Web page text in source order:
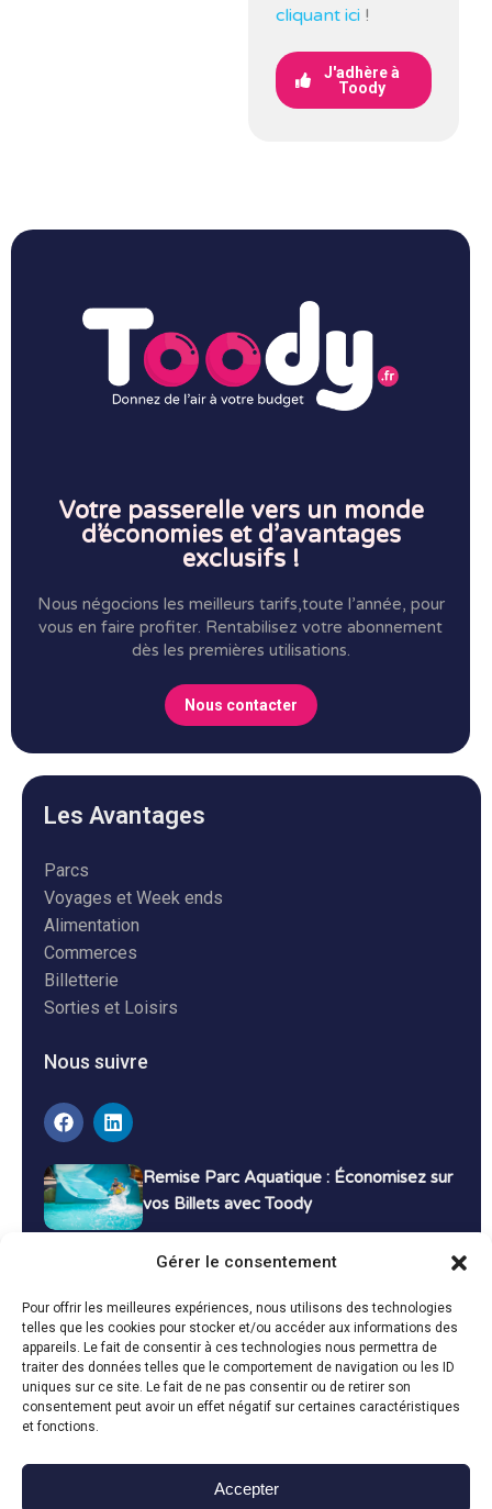
Gérer le consentement
Pour offrir les meilleures expériences, nous utilisons des technologies
telles que les cookies pour stocker et/ou accéder aux informations des
appareils. Le fait de consentir à ces technologies nous permettra de
traiter des données telles que le comportement de navigation ou les ID
uniques sur ce site. Le fait de ne pas consentir ou de retirer son
consentement peut avoir un effet négatif sur certaines caractéristiques
et fonctions.
Accepter
cliquant ici !
J'adhère à
Toody
Votre passerelle vers un monde
d’économies et d’avantages
exclusifs !
Nous négocions les meilleurs tarifs,toute l’année, pour
vous en faire profiter. Rentabilisez votre abonnement
dès les premières utilisations.
Nous contacter
Les Avantages
Parcs
Voyages et Week ends
Alimentation
Commerces
Billetterie
Sorties et Loisirs
Nous suivre
Remise Parc Aquatique : Économisez sur
vos Billets avec Toody
Bons Plans Voyage : Économisez sur vos
Vacances avec Toody
13 décembre 2024 Bon plans
Toody © 2024